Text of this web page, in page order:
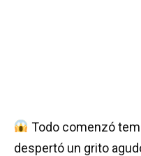
Todo comenzó
despertó un grito